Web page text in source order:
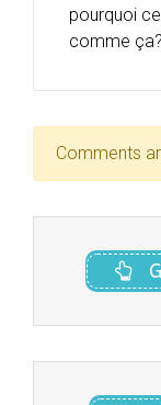
pourquoi
comme
Comments